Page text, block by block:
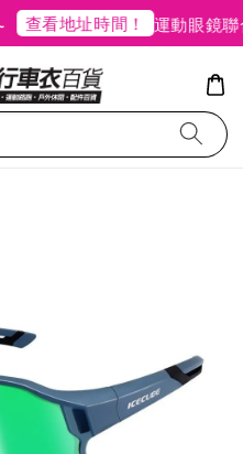
查看地址時間！ 運動眼鏡聯合